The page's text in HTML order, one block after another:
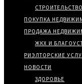
СТРОИТЕЛЬСТВО
ПОКУПКА
ПРОДАЖА
ЖКХ И
РИЭЛТОРСКИЕ
НОВОСТИ
ЗДОРОВЬЕ